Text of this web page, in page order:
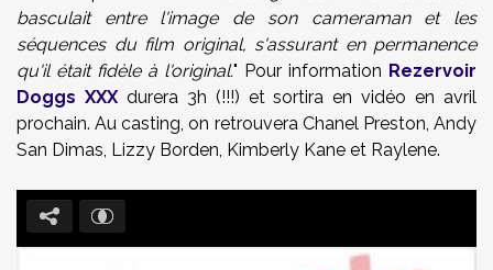
basculaitentre l'image de son cameramanet les
séquences du film original, s'assuranten permanence
qu'il était fidèle à l'original." Pour information Rezervoir
Doggs XXXdurera 3h (!!!) et sortira en vidéo en avril
prochain. Au casting, on retrouvera Chanel Preston, Andy
San Dimas, Lizzy Borden, Kimberly Kane et Raylene.